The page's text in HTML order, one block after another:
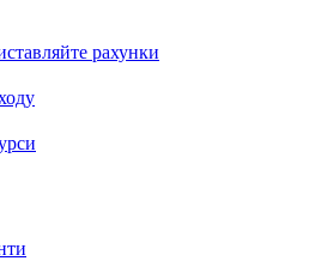
рахунки